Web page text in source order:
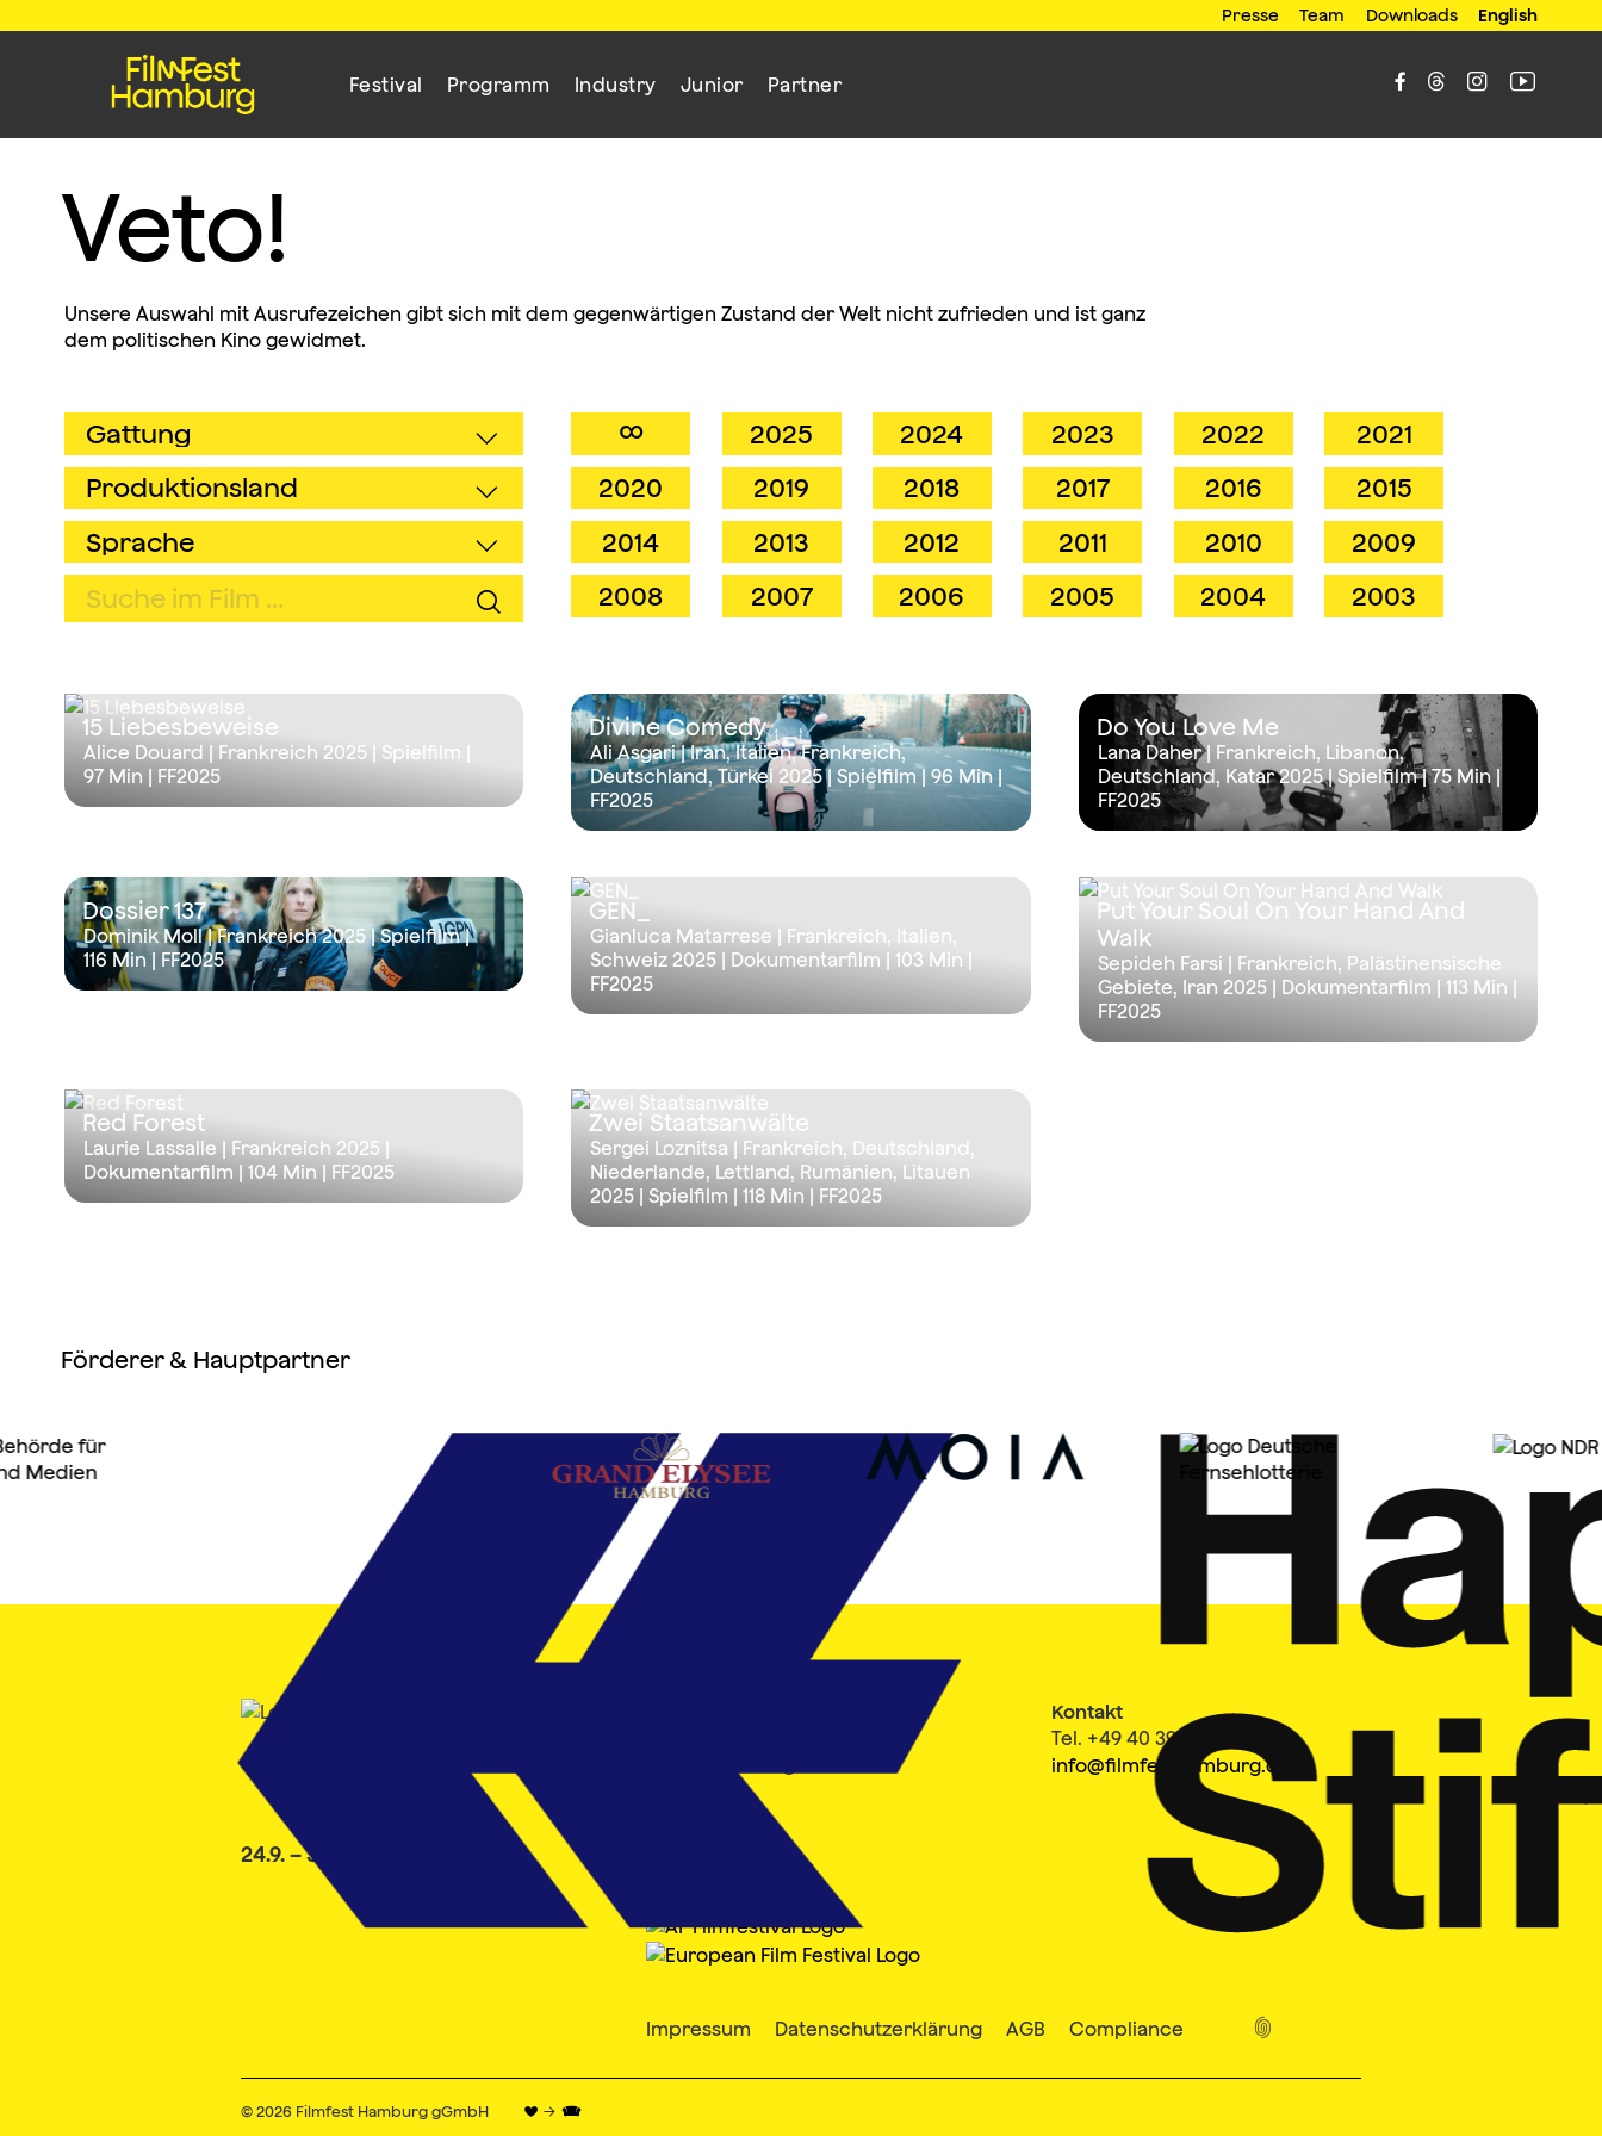
Presse Team Downloads English
Festival Programm Industry Junior Partner    
Veto!
Unsere Auswahl mit Ausrufezeichen gibt sich mit dem gegenwärtigen Zustand der Welt nicht zufrieden und ist ganz
dem politischen Kino gewidmet.
∞ 2025 2024 2023 2022
2021
2020
2019 2018 2017 2016
2015
2014
2013 2012 2011 2010
2009
2008
2007 2006 2005 2004 2003
15 Liebesbeweise
Alice Douard | Frankreich 2025 | Spielfilm |
97 Min | FF2025
Divine Comedy
Ali Asgari | Iran, Italien, Frankreich,
Deutschland, Türkei 2025 | Spielfilm |96 Min |
FF2025
Do You Love Me
Lana Daher | Frankreich, Libanon,
Deutschland, Katar 2025 | Spielfilm |75 Min |
FF2025
Dossier 137
Dominik Moll | Frankreich 2025 | Spielfilm |
116 Min | FF2025
GEN_
Gianluca Matarrese | Frankreich, Italien,
Schweiz 2025 | Dokumentarfilm |103 Min
FF2025
Put Your Soul On Your Hand And
Walk
Sepideh Farsi | Frankreich, Palästinensische
Gebiete, Iran 2025 | Dokumentarfilm | 113 Min
FF2025
Red Forest
Laurie Lassalle | Frankreich 2025 |
Dokumentarfilm | 104 Min | FF2025
Zwei Staatsanwälte
Sergei Loznitsa | Frankreich, Deutschland,
Niederlande, Lettland, Rumänien, Litauen
2025 | Spielfilm |118 Min | FF2025
Förderer & Hauptpartner
24.9. – 3.10.2026
Kontakt
Tel. +49 40 399 19 00 0
info@filmfesthamburg.de
Impressum Datenschutzerklärung AGB Compliance 
© 2026 Filmfest Hamburg gGmbH ♥ → 